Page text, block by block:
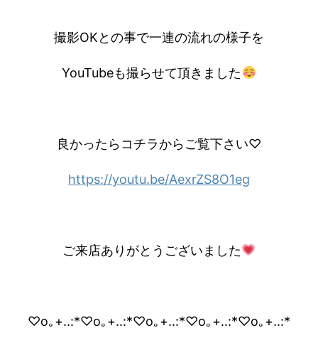
撮影OKとの事で一連の流れの様子を
YouTubeも撮らせて頂きました
良かったらコチラからご覧下さい♡
https://youtu.be/AexrZS8O1eg
ご来店ありがとうございました
♡o｡+..:*♡o｡+..:*♡o｡+..:*♡o｡+..:*♡o｡+..:*